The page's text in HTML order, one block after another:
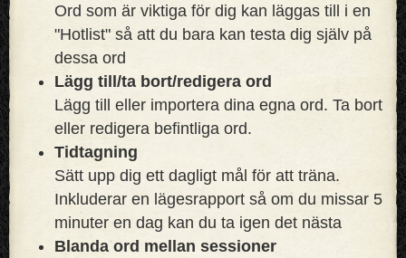
Ord som är viktiga för dig kan läggas till i en
"Hotlist" så att du bara kan testa dig själv på
dessa ord
Lägg till/ta bort/redigera ord
Lägg till eller importera dina egna ord. Ta bort
eller redigera befintliga ord.
Tidtagning
Sätt upp dig ett dagligt mål för att träna.
Inkluderar en lägesrapport så om du missar 5
minuter en dag kan du ta igen det nästa
Blanda ord mellan sessioner